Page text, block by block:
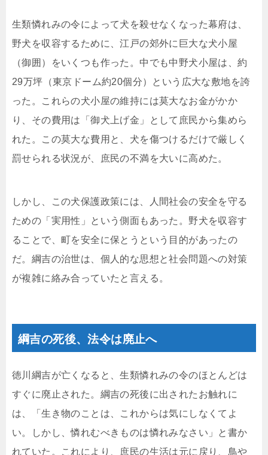
生類憐れみの令によって犬を殺せなくなった幕府は、
野犬を収容するために、江戸の郊外に巨大な犬小屋
（御囲）をいくつも作った。中でも中野犬小屋は、約
29万坪（東京ドーム約20個分）という広大な敷地を誇
った。これらの犬小屋の維持には莫大なお金がかか
り、その費用は「御犬上げ金」として庶民から集めら
れた。この莫大な費用と、犬を傷つけるだけで厳しく
罰せられる状況が、庶民の不満を大いに高めた。
しかし、この犬保護政策には、人間社会の安全を守る
ための「実用性」という側面もあった。野犬を収容す
ることで、町を安全に保とうという目的があったの
だ。綱吉の治世は、個人的な思想と社会問題への対策
が複雑に絡み合っていたと言える。
綱吉の死後、法令は廃止へ
徳川綱吉が亡くなると、生類憐れみの令のほとんどは
すぐに廃止された。綱吉の死後に出されたお触れに
は、「生き物のことは、これからは気にしなくてよ
い。しかし、憐れむべきものは憐れみなさい」と書か
れていた。これにより、庶民の生活は元に戻り、鳥や